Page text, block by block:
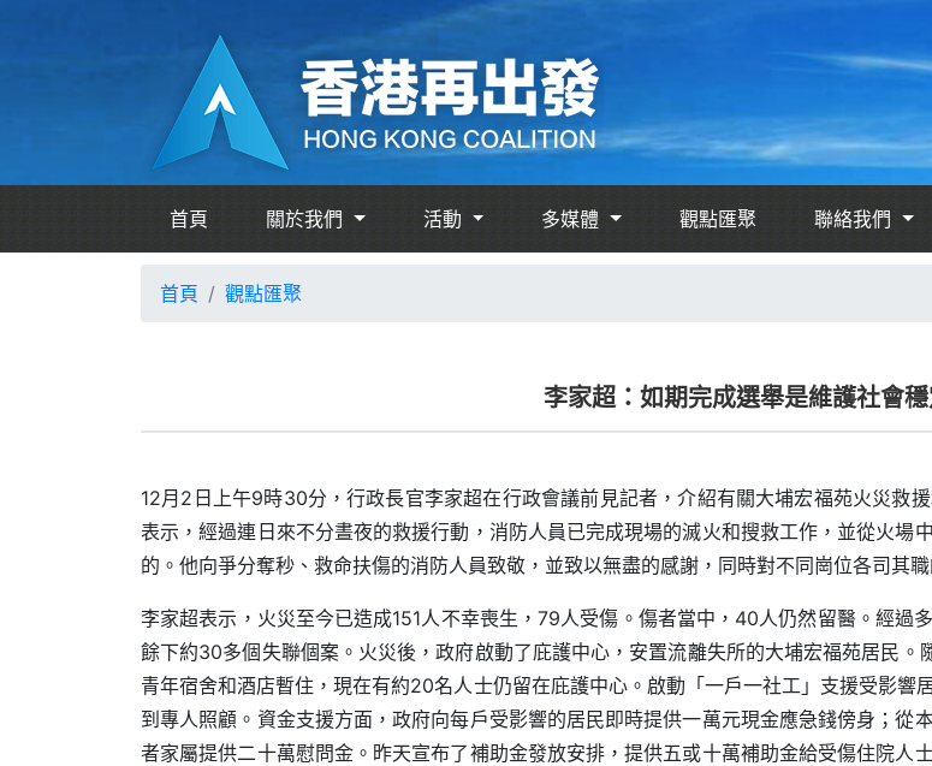
首頁 關於我們 活動 多媒體 觀點匯聚 聯絡我們
首頁 觀點匯聚
李家超：如期完成選舉是維護社會
12月2日上午9時30分，行政長官李家超在行政會議前見記者，介紹有關大埔宏福苑火災救
表示，經過連日來不分晝夜的救援行動，消防人員已完成現場的滅火和搜救工作，並從火場
的。他向爭分奪秒、救命扶傷的消防人員致敬，並致以無盡的感謝，同時對不同崗位各司其
李家超表示，火災至今已造成151人不幸喪生，79人受傷。傷者當中，40人仍然留醫。經過
餘下約30多個失聯個案。火災後，政府啟動了庇護中心，安置流離失所的大埔宏福苑居民
青年宿舍和酒店暫住，現在有約20名人士仍留在庇護中心。啟動「一戶一社工」支援受影
到專人照顧。資金支援方面，政府向每戶受影響的居民即時提供一萬元現金應急錢傍身；
者家屬提供二十萬慰問金。昨天宣布了補助金發放安排，提供五或十萬補助金給受傷住院人